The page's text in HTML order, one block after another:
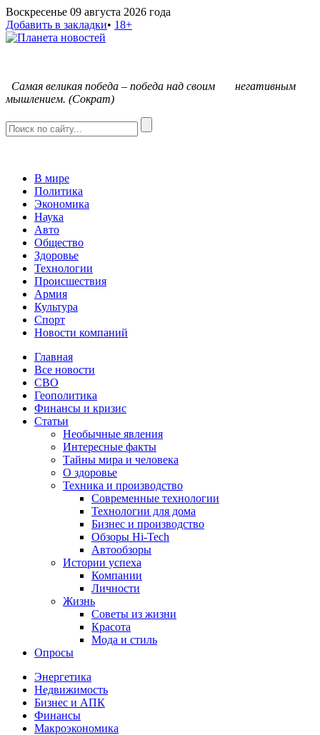
Воскресенье 09 августа 2026 года
Добавить в закладки• 18+
Самая великая победа – победа над своим негативным
мышлением. (Сократ)
В мире
Политика
Экономика
Наука
Авто
Общество
Здоровье
Технологии
Происшествия
Армия
Культура
Спорт
Новости компаний
Главная
Все новости
СВО
Геополитика
Финансы и кризис
Статьи
Необычные явления
Интересные факты
Тайны мира и человека
О здоровье
Техника и производство
Современные технологии
Технологии для дома
Бизнес и производство
Обзоры Hi-Tech
Автообзоры
Истории успеха
Компании
Личности
Жизнь
Советы из жизни
Красота
Мода и стиль
Опросы
Энергетика
Недвижимость
Бизнес и АПК
Финансы
Макроэкономика